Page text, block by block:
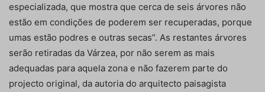
especializada, que mostra que cerca de seis árvores não
estão em condições de poderem ser recuperadas, porque
umas estão podres e outras secas”. As restantes árvores
serão retiradas da Várzea, por não serem as mais
adequadas para aquela zona e não fazerem parte do
projecto original, da autoria do arquitecto paisagista